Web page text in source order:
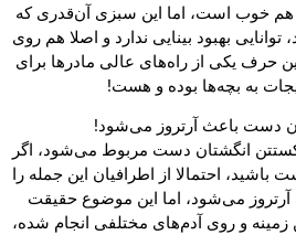
هم خوب است، اما این سبزی آن‌قدری که
توانایی بهبود بینایی ندارد و اصلا هم روی
حرف یکی از راه‌های عالی مادرها برای
به بچه‌ها بوده و هست!
دست باعث آرتروز می‌شود!
انگشتان دست مربوط می‌شود، اگر
احتمالا از اطرافیان این جمله را
آرتروز می‌شود، اما این موضوع حقیقت
زمینه و روی آدم‌های مختلفی انجام شده،